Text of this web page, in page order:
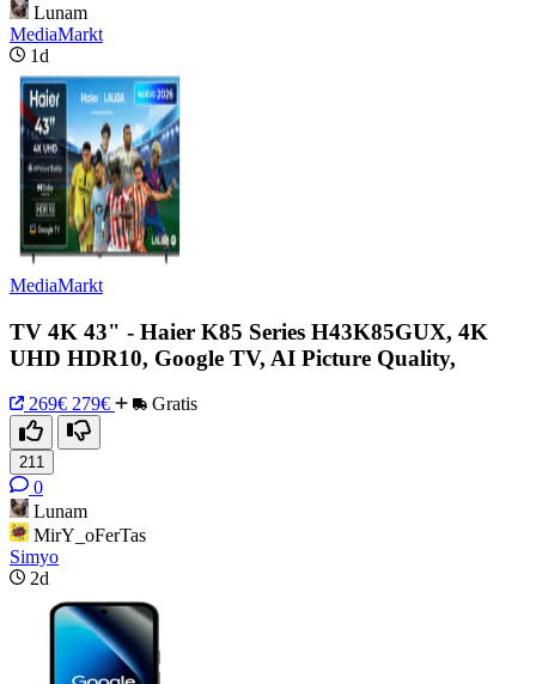
Lunam
MediaMarkt
1d
MediaMarkt
TV 4K 43" - Haier K85 Series H43K85GUX, 4K
UHD HDR10, Google TV, AI Picture Quality,
269€ 279€ Gratis
211
0
Lunam
MirY_oFerTas
Simyo
2d